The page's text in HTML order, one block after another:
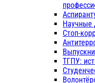
Научные
Стоп-
ТГПУ: